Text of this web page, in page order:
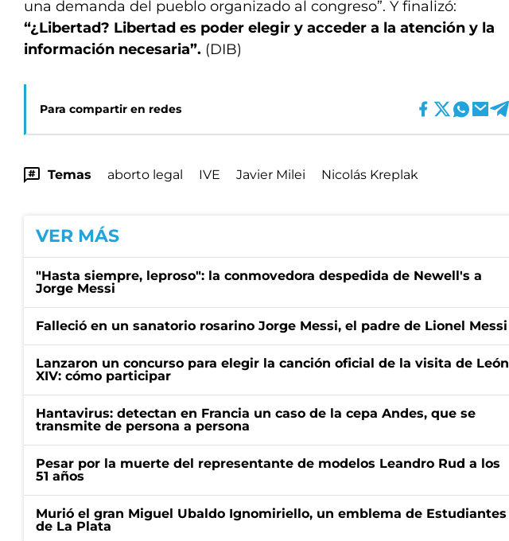
una demanda del pueblo organizado al congreso”. Y finalizó:
“¿Libertad? Libertad es poder elegir y acceder a la atención y la
información necesaria”. (DIB)
Para compartir en redes
Temas aborto legal IVE Javier Milei Nicolás Kreplak
VER MÁS
"Hasta siempre, leproso": la conmovedora despedida de Newell's a
Jorge Messi
Falleció en un sanatorio rosarino Jorge Messi, el padre de Lionel Messi
Lanzaron un concurso para elegir la canción oficial de la visita de León
XIV: cómo participar
Hantavirus: detectan en Francia un caso de la cepa Andes, que se
transmite de persona a persona
Pesar por la muerte del representante de modelos Leandro Rud a los
51 años
Murió el gran Miguel Ubaldo Ignomiriello, un emblema de Estudiantes
de La Plata